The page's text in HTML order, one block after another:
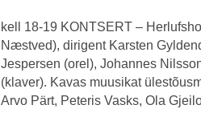
kell 18-19 KONTSERT –
Næstved), dirigent Karsten
Jespersen (orel), Johannes
(klaver). Kavas muusikat
Arvo Pärt, Peteris Vasks, Ola